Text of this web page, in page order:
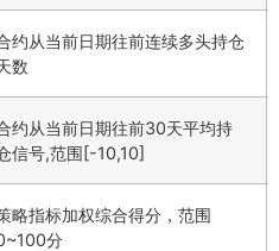
约从当前日期往前连续多头持仓
数
约从当前日期往前30天平均持
信号,范围[-10,10]
略指标加权综合得分，范围
分